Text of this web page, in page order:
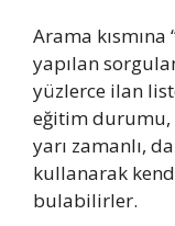
Arama
yapılan
yüzlerce ilan
eğitim durumu,
yarı zamanlı,
kullanarak
bulabilirler.